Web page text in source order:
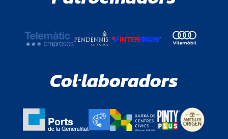
Col·laboradors